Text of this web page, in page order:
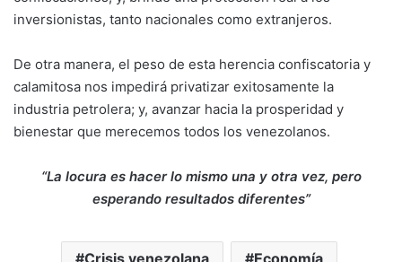
inversionistas, tanto nacionales como extranjeros.
De otra manera, el peso de esta herencia confiscatoria y
calamitosa nos impedirá privatizar exitosamente la
industria petrolera; y, avanzar hacia la prosperidad y
bienestar que merecemos todos los venezolanos.
“La locura es hacer lo mismo una y otra vez, pero
esperando resultados diferentes”
Crisis venezolana Economía